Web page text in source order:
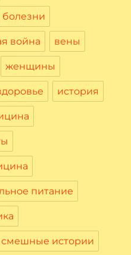
болезни
война вены
женщины
история
питание
смешные истории